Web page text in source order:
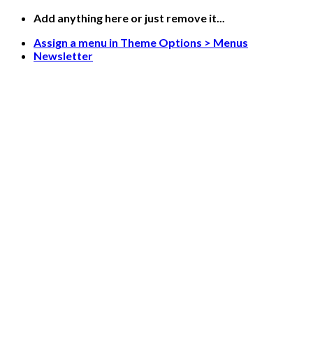
Skip
content
Add anything here or just remove it...
Assign a menu in Theme Options > Menus
Newsletter